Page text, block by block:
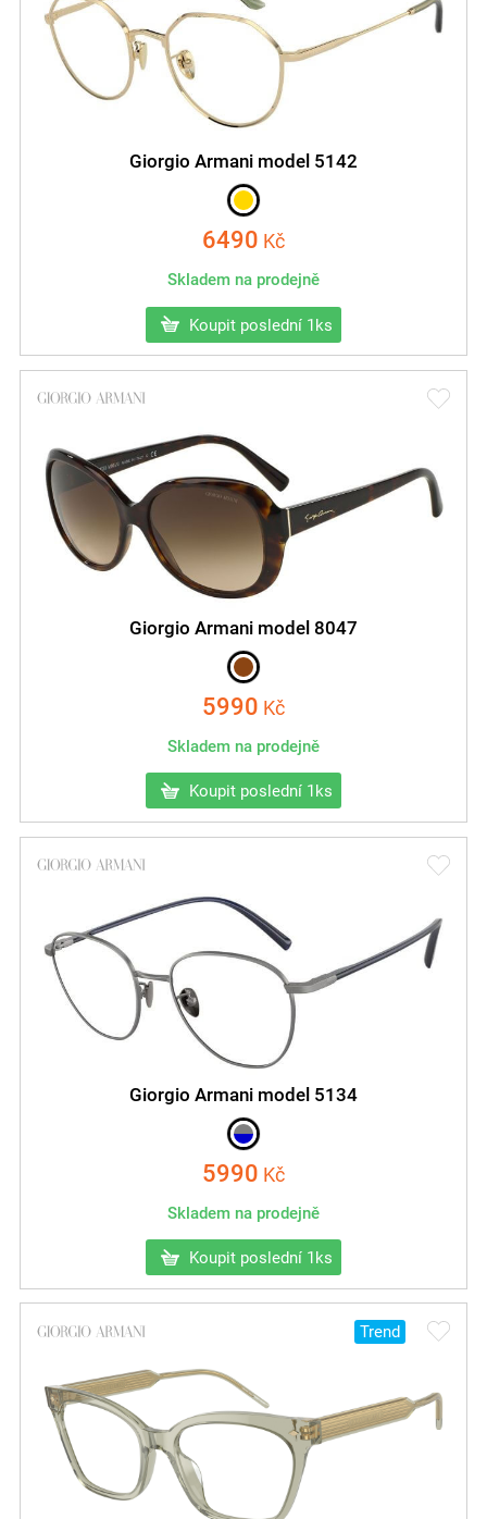
Giorgio Armani model 5142
6490 Kč
Skladem na prodejně
Koupit poslední 1ks
Giorgio Armani model 8047
5990 Kč
Skladem na prodejně
Koupit poslední 1ks
Giorgio Armani model 5134
5990 Kč
Skladem na prodejně
Koupit poslední 1ks
Trend